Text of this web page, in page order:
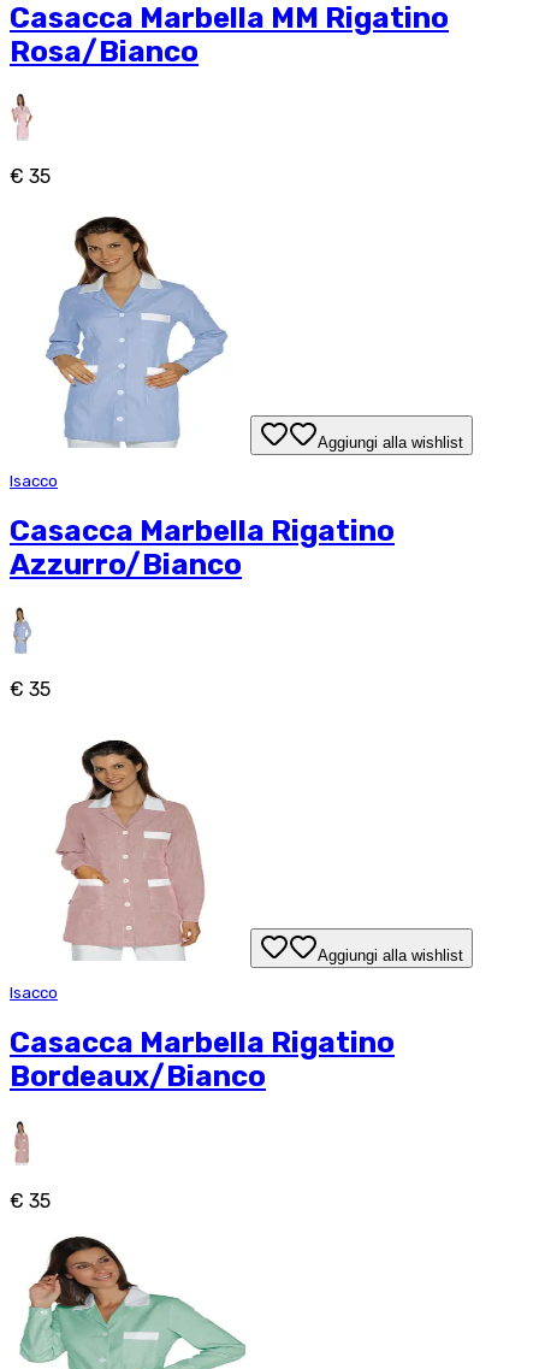
Casacca Marbella MM Rigatino
Rosa/Bianco
€ 35
Aggiungi alla wishlist
Isacco
Casacca Marbella Rigatino
Azzurro/Bianco
€ 35
Aggiungi alla wishlist
Isacco
Casacca Marbella Rigatino
Bordeaux/Bianco
€ 35